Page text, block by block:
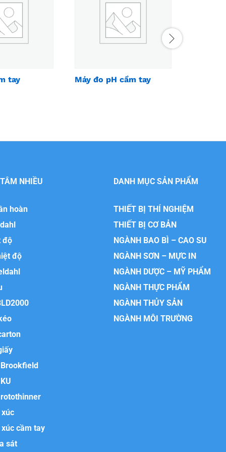
tay Máy đo pH cầm tay
NHIỀU
hoàn
độ
độ
cầm tay
sát
DANH MỤC SẢN PHẨM
THIẾT BỊ THÍ NGHIỆM
THIẾT BỊ CƠ BẢN
NGÀNH BAO BÌ – CAO SU
NGÀNH SƠN – MỰC IN
NGÀNH DƯỢC – MỸ PHẨM
NGÀNH THỰC PHẨM
NGÀNH THỦY SẢN
NGÀNH MÔI TRƯỜNG